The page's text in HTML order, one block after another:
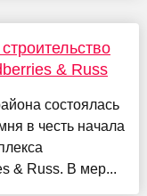
& Russ
состоялась
в честь начала
& Russ. В мер...